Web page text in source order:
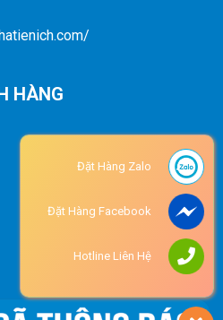
HÀNG
Đặt Hàng Zalo
Đặt Hàng Facebook
Hotline Liên Hệ